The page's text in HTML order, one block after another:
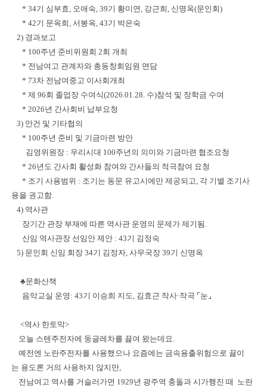
* 34기 심부효, 오애숙, 39기 황미연, 강근희, 신명옥(문인회)
* 42기 문옥희, 서봉옥, 43기 박은숙
2) 경과보고
* 100주년 준비위원회 2회 개최
* 전남여고 관계자와 총동창회임원 면담
* 73차 전남여중고 이사회개최
* 제 96회 졸업장 수여식(2026.01.28. 수)참석 및 장학금 수여
* 2026년 간사회비 납부요청
3) 안건 및 기타협의
* 100주년 준비 및 기금마련 방안
김영위원장 : 우리시대 100주년의 의미와 기금마련 협조요청
* 26년도 간사회 활성화 참여와 간사들의 적극참여 요청
* 조기 사용범위 : 조기는 동문 유고시에만 제공되고, 각 기별 조기사
용을 권고함.
4) 역사관
장기간 관장 부재에 따른 역사관 운영의 문제가 제기됨.
신임 역사관장 선임안 제안 : 43기 김정숙
5) 문인회 신임 회장 34기 김정자, 사무국장 39기 신명옥
♣문화산책
음악교실 운영: 43기 이승희 지도, 김효근 작사·작곡 ⌜눈⌟
<역사 한토막>
오늘 스텐주전자에 둥글레차를 끓여 왔는데요.
예전엔 노란주전자를 사용했으나 요즘에는 금속용출위험으로 끓이
는 용도론 거의 사용하지 않지만,
전남여고 역사를 거슬러가면 1929년 광주역 충돌과 시가행진 때 노란